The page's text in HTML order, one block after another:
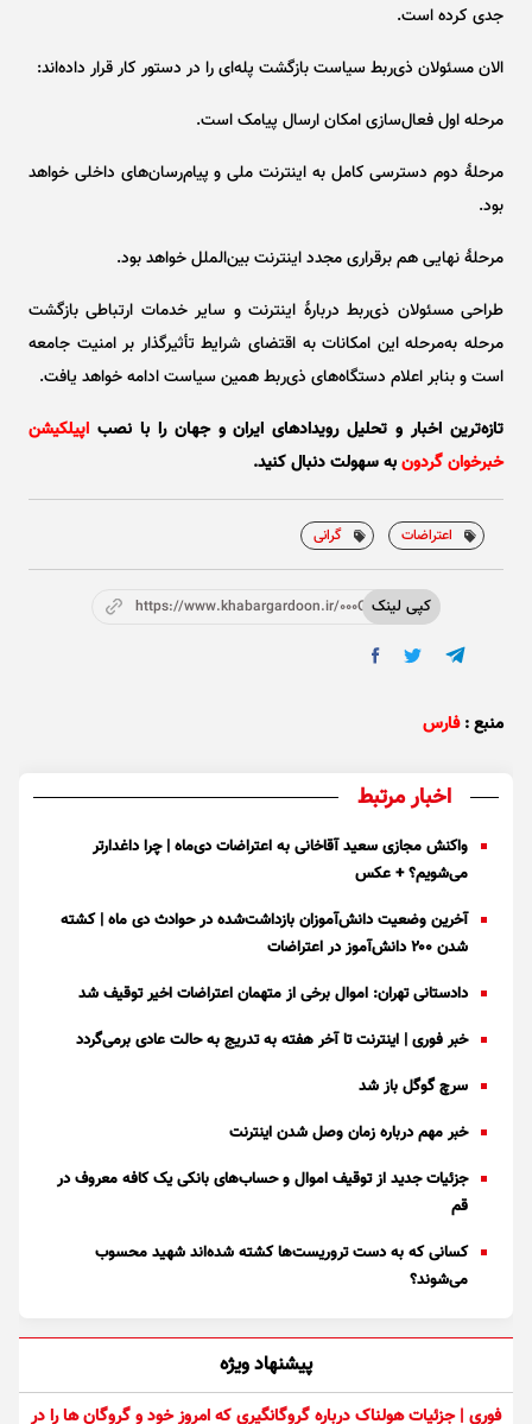
جدی کرده است.
الان مسئولان ذی‌ربط سیاست بازگشت پله‌ای را در دستور کار قرار داده‌اند:
مرحله اول فعال‌سازی امکان ارسال پیامک است.
مرحلۀ دوم دسترسی کامل به اینترنت ملی و پیام‌رسان‌های داخلی خواهد
بود.
مرحلۀ نهایی هم برقراری مجدد اینترنت بین‌الملل خواهد بود.
طراحی مسئولان ذی‌ربط دربارۀ اینترنت و سایر خدمات ارتباطی بازگشت
مرحله به‌مرحله این امکانات به اقتضای شرایط تأثیرگذار بر امنیت جامعه
است و بنابر اعلام دستگاه‌های ذی‌ربط همین سیاست ادامه خواهد یافت.
تازه‌ترین اخبار و تحلیل‌ رویدادهای ایران و جهان را با نصب اپیلکیشن
خبرخوان گردونبه سهولت دنبال کنید.
اعتراضات گرانی
کپی لینکhttps://www.khabargardoon.ir/000OtQ
منبع : فارس
اخبار مرتبط
واکنش مجازی سعید آقاخانی به اعتراضات دی‌ماه | چرا داغدارتر
می‌شویم؟ + عکس
آخرین وضعیت دانش‌آموزان بازداشت‌شده در حوادث دی ماه | کشته
شدن ۲۰۰ دانش‌آموز در اعتراضات
دادستانی تهران: اموال برخی از متهمان اعتراضات اخیر توقیف شد
خبر فوری | اینترنت تا آخر هفته به تدریج به حالت عادی برمی‌گردد
سرچ گوگل باز شد
خبر مهم درباره زمان وصل شدن اینترنت
جزئیات جدید از توقیف اموال و حساب‌های بانکی یک کافه معروف در
قم
کسانی که به دست تروریست‌ها کشته شده‌اند شهید محسوب
می‌شوند؟
پیشنهاد ویژه
فوری | جزئیات هولناک درباره گروگانگیری که امروز خود و گروگان ها را در